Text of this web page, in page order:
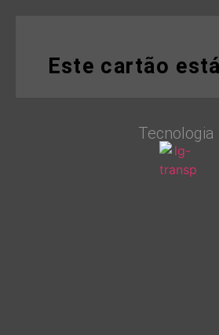
Este cartão
Tecnologia